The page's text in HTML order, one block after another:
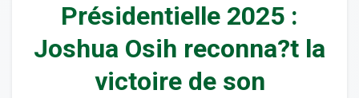
Présidentielle 2025 :
Joshua Osih reconna?t la
victoire de son